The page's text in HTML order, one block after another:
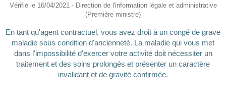
Vérifié le 16/04/2021 - Direction de l'information légale et administrative
(Première ministre)
En tant qu'agent contractuel, vous avez droit à un congé de grave
maladie sous condition d'ancienneté. La maladie qui vous met
dans l'impossibilité d'exercer votre activité doit nécessiter un
traitement et des soins prolongés et présenter un caractère
invalidant et de gravité confirmée.